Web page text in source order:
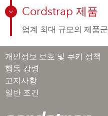
Cordstrap 제품
업계 최대 규모의 제품군
개인정보 보호 및 쿠키 정책
행동 강령
고지사항
일반 조건